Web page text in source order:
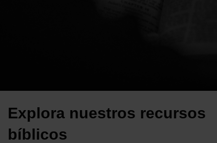
Explora nuestros recursos
bíblicos